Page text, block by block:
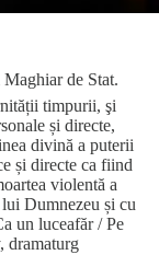
de Stat.
timpurii, şi
și directe,
divină a puterii
și directe ca fiind
violentă a
Dumnezeu și cu
un luceafăr / Pe
dramaturg